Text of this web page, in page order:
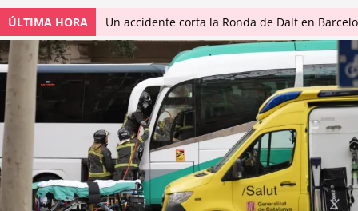
ÚLTIMA HORA Un accidente corta la Ronda de Dalt en